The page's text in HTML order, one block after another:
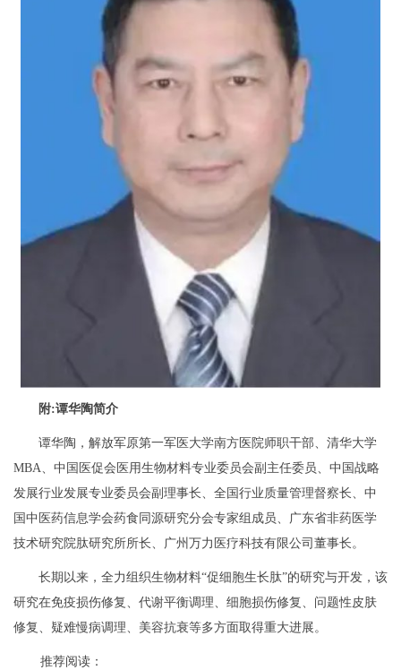
附:谭华陶简介
谭华陶，解放军原第一军医大学南方医院师职干部、清华大学
MBA、中国医促会医用生物材料专业委员会副主任委员、中国战略
发展行业发展专业委员会副理事长、全国行业质量管理督察长、中
国中医药信息学会药食同源研究分会专家组成员、广东省非药医学
技术研究院肽研究所所长、广州万力医疗科技有限公司董事长。
长期以来，全力组织生物材料“促细胞生长肽”的研究与开发，该
研究在免疫损伤修复、代谢平衡调理、细胞损伤修复、问题性皮肤
修复、疑难慢病调理、美容抗衰等多方面取得重大进展。
推荐阅读：